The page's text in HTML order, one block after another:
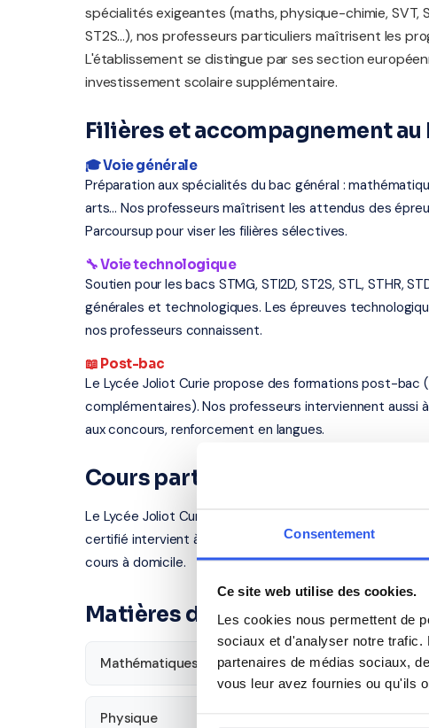
Consentement
Ce site web utilise des cookies.
Les cookies nous permettent de
sociaux et d'analyser notre trafic.
partenaires de médias sociaux,
vous leur avez fournies ou qu'ils
spécialités exigeantes (maths, physique-chimie, SVT,
ST2S...), nos professeurs particuliers maîtrisent les
L'établissement se distingue par ses section
investissement scolaire supplémentaire.
Filières et accompagnement
🎓 Voie générale
Préparation aux spécialités du bac général :
arts... Nos professeurs maîtrisent les attendus des
Parcoursup pour viser les filières sélectives.
🔧 Voie technologique
Soutien pour les bacs STMG, STI2D, ST2S, STL, STHR,
générales et technologiques. Les épreuves
nos professeurs connaissent.
📖 Post-bac
Le Lycée Joliot Curie propose des formations post-bac
complémentaires). Nos professeurs interviennent
aux concours, renforcement en langues.
Cours particuliers à Rennes —
Le Lycée Joliot Curie se situe au 144 boulevard de Vitré,
certifié intervient à Rennes et dans les villes proches.
cours à domicile.
Matières disponibles pour les
Mathématiques Français
Physique